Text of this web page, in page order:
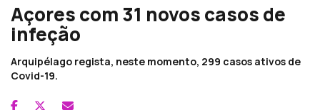
Açores com 31 novos casos de
infeção
Arquipélago regista, neste momento, 299 casos ativos de
Covid-19.